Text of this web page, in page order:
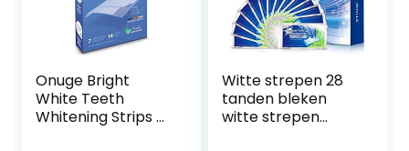
Onuge Bright
White Teeth
Whitening Strips –
Witte strepen 28
tanden bleken
witte strepen